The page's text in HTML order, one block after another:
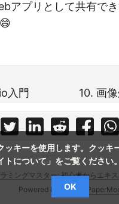
アプリとして共有で
入門 10. 画
ミングマスター: 初心者からエキ
Powered by
Hugo
ッキーを使用します。クッキ
トについて 」をご覧ください。
OK